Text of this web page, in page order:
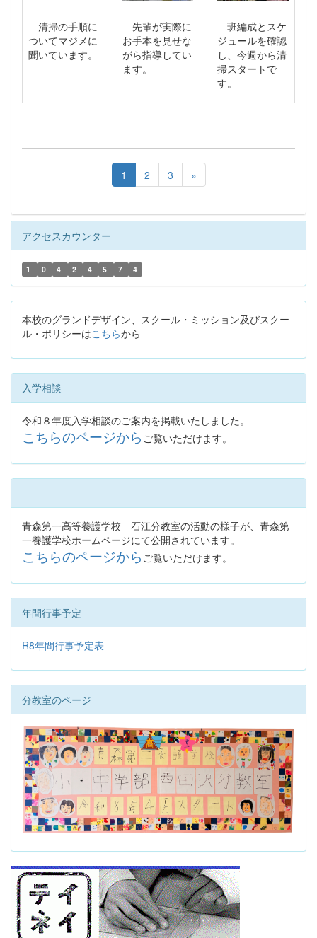
清掃の手順に
ついてマジメに
聞いています。
先輩が実際に
お手本を見せな
がら指導してい
ます。
班編成とスケ
ジュールを確認
し、今週から清
掃スタートで
す。
1 2 3 »
アクセスカウンター
1 0 4 2 4 5 7 4
本校のグランドデザイン、スクール・ミッション及びスクー
ル・ポリシーはこちらから
入学相談
令和８年度入学相談のご案内を掲載いたしました。
こちらのページから ご覧いただけます。
青森第一高等養護学校 石江分教室の活動の様子が、青森第
一養護学校ホームページにて公開されています。
こちらのページから ご覧いただけます。
年間行事予定
R8年間行事予定表
分教室のページ